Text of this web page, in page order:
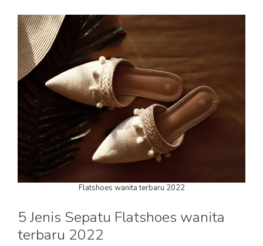
Flatshoes wanita terbaru 2022
5 Jenis Sepatu Flatshoes wanita
terbaru 2022